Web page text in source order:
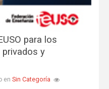
para los
y
en Sin Categoría